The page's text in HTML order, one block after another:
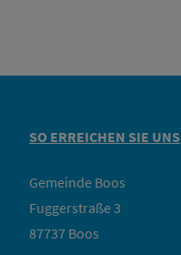
SO ERREICHEN SIE UNS
Gemeinde Boos
Fuggerstraße 3
87737 Boos